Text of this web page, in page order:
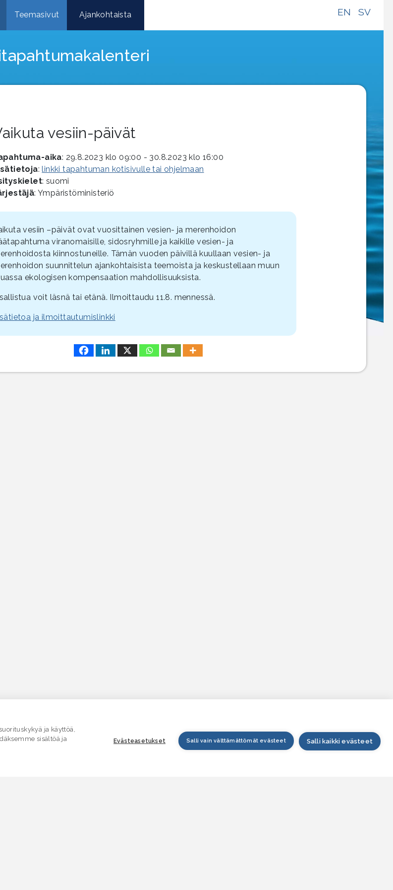
SV
EN
Teemasivut Ajankohtaista
vesiin-päivät
aika: 29.8.2023 klo 09:00 - 30.8.2023 klo 16:00
:linkki tapahtuman kotisivulle tai ohjelmaan
: suomi
: Ympäristöministeriö
vesiin –päivät ovat vuosittainen vesien- ja merenhoidon
viranomaisille, sidosryhmille ja kaikille vesien- ja
kiinnostuneille. Tämän vuoden päivillä kuullaan vesien- ja
suunnittelun ajankohtaisista teemoista ja keskustellaan muun
ekologisen kompensaation mahdollisuuksista.
voit läsnä tai etänä. Ilmoittaudu 11.8. mennessä.
ja ilmoittautumislinkki
ja käyttöä,
sisältöä ja
Evästeasetukset Salli vain välttämättömät evästeet Salli kaikki evästeet